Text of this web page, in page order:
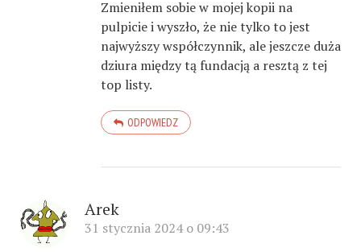
Zmieniłem sobie w mojej kopii na
pulpicie i wyszło, że nie tylko to jest
najwyższy współczynnik, ale jeszcze duża
dziura między tą fundacją a resztą z tej
top listy.
ODPOWIEDZ
Arek
31 stycznia 2024 o 09:43